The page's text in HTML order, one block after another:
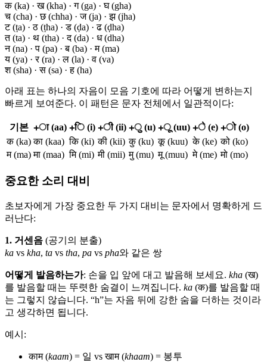
क (ka) · ख (kha) · ग (ga) · घ (gha)
च (cha) · छ (chha) · ज (ja) · झ (jha)
ट (ṭa) · ठ (ṭha) · ड (ḍa) · ढ (ḍha)
त (ta) · थ (tha) · द (da) · ध (dha)
न (na) · प (pa) · ब (ba) · म (ma)
य (ya) · र (ra) · ल (la) · व (va)
श (sha) · स (sa) · ह (ha)
아래 표는 하나의 자음이 모음 기호에 따라 어떻게 변하는지
빠르게 보여준다. 이 패턴은 문자 전체에서 일관적이다:
기본 +ा (aa) +ि (i) +ी (ii) +ु (u) +ू (uu) +े (e) +ो (o)
क (ka) का (kaa) कि (ki) की (kii) कु (ku) कू (kuu) के (ke) को (ko)
म (ma) मा (maa) मि (mi) मी (mii) मु (mu) मू (muu) मे (me) मो (mo)
중요한 소리 대비
초보자에게 가장 중요한 두 가지 대비는 문자에서 명확하게 드
러난다:
1. 거센음 (공기의 분출)
ka vs kha, ta vs tha, pa vs pha와 같은 쌍
어떻게 발음하는가: 손을 입 앞에 대고 발음해 보세요. kha (ख)
를 발음할 때는 뚜렷한 숨결이 느껴집니다. ka (क)를 발음할 때
는 그렇지 않습니다. “h”는 자음 뒤에 강한 숨을 더하는 것이라
고 생각하면 됩니다.
예시:
काम (kaam) = 일 vs खाम (khaam) = 봉투